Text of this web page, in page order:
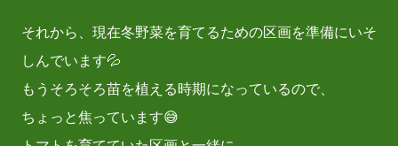
それから、現在冬野菜を育てるための区画を準備にいそ
しんでいます💦
もうそろそろ苗を植える時期になっているので、
ちょっと焦っています😅